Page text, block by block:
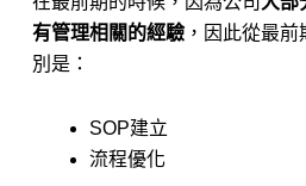
有管理相關的經驗 ，因此從最
別是：
SOP建立
流程優化